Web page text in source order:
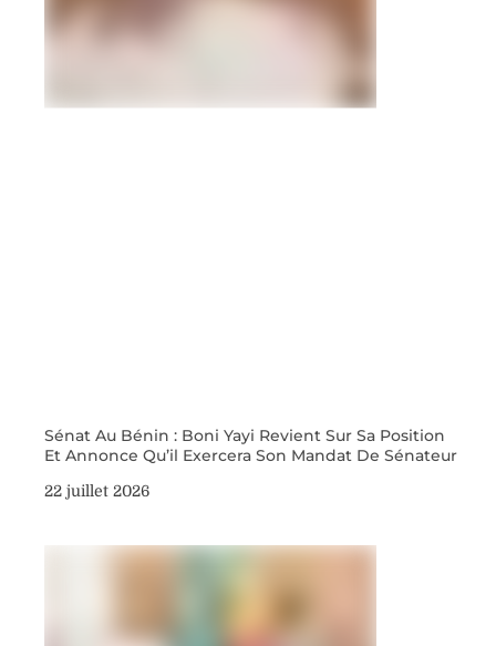
Sénat Au Bénin : Boni Yayi Revient Sur Sa Position
Et Annonce Qu’il Exercera Son Mandat De Sénateur
22 juillet 2026